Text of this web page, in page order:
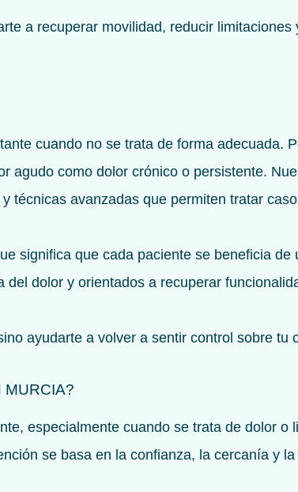
a recuperar movilidad, reducir
cuando no se trata de forma adecuada.
agudo como dolor crónico o persistente.
técnicas avanzadas que permiten tratar
significa que cada paciente se beneficia
dolor y orientados a recuperar
ayudarte a volver a sentir control sobre tu
MURCIA?
especialmente cuando se trata de dolor
se basa en la confianza, la cercanía y